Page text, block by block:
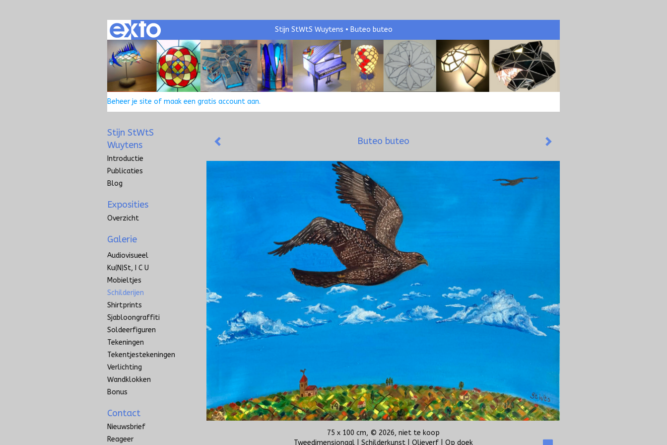
Stijn StWtS Wuytens Buteo buteo
Beheer je site of maak een gratis account aan.
Buteo buteo
75 x 100 cm, © 2026, niet te koop
Tweedimensionaal | Schilderkunst | Olieverf | Op doek
Stijn StWtS
Wuytens
Introductie
Publicaties
Blog
Exposities
Overzicht
Galerie
Audiovisueel
Ku(n)st, I C U
Mobieltjes
Schilderijen
Shirtprints
Sjabloongraffiti
Soldeerfiguren
Tekeningen
Tekentjestekeningen
Verlichting
Wandklokken
Bonus
Contact
Nieuwsbrief
Reageer